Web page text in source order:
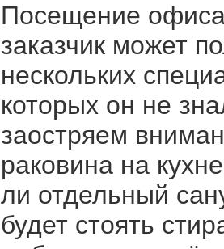
Посещение
заказчик может
нескольких
которых он не
заостряем
раковина на
ли отдельный
будет стоять